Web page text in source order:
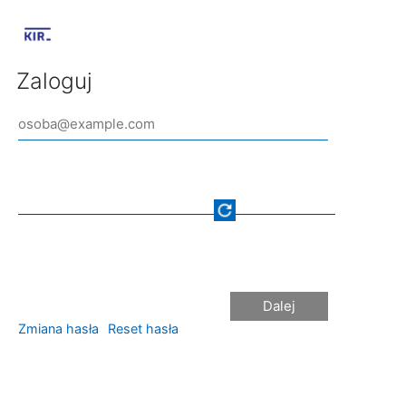
Zaloguj
Dalej
Zmiana hasła Reset hasła